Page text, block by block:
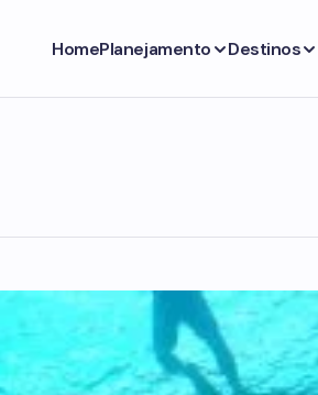
HomePlanejamento Destinos